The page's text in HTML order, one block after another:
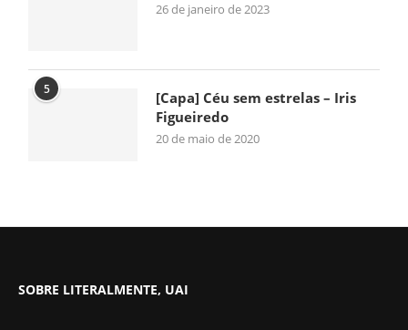
26 de janeiro de 2023
5
[Capa] Céu sem estrelas – Iris
Figueiredo
20 de maio de 2020
SOBRE LITERALMENTE, UAI